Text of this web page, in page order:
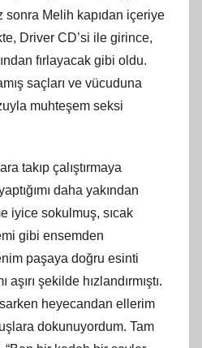
sonra Melih kapıdan içeriye
Driver CD’si ile girince,
fırlayacak gibi oldu.
saçları ve vücuduna
muhteşem seksi
takıp çalıştırmaya
daha yakından
iyice sokulmuş, sıcak
gibi ensemden
paşaya doğru esinti
aşırı şekilde hızlandırmıştı.
heyecandan ellerim
dokunuyordum. Tam